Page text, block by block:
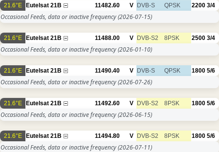
21.6°E Eutelsat 21B 11482.60 V DVB-S QPSK 2200 3/4
Occasional Feeds, data or inactive frequency(2026-07-15)
21.6°E Eutelsat 21B 11488.00 V DVB-S2 8PSK 2500 3/4
Occasional Feeds, data or inactive frequency(2026-01-10)
21.6°E Eutelsat 21B 11490.40 V DVB-S QPSK 1800 5/6
Occasional Feeds, data or inactive frequency(2026-07-26)
21.6°E Eutelsat 21B 11492.60 V DVB-S2 8PSK 1800 5/6
Occasional Feeds, data or inactive frequency(2026-06-15)
21.6°E Eutelsat 21B 11494.80 V DVB-S2 8PSK 1800 5/6
Occasional Feeds, data or inactive frequency(2026-07-11)